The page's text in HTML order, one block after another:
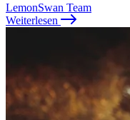
LemonSwan Team
Weiterlesen